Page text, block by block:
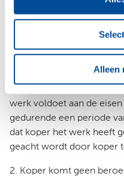
Alleen
ingebruikneming van het
van goed keuring van het
Artikel 9.
werk voldoet aan de
gedurende een periode
dat koper het werk heeft
geacht wordt door koper
2. Koper komt geen